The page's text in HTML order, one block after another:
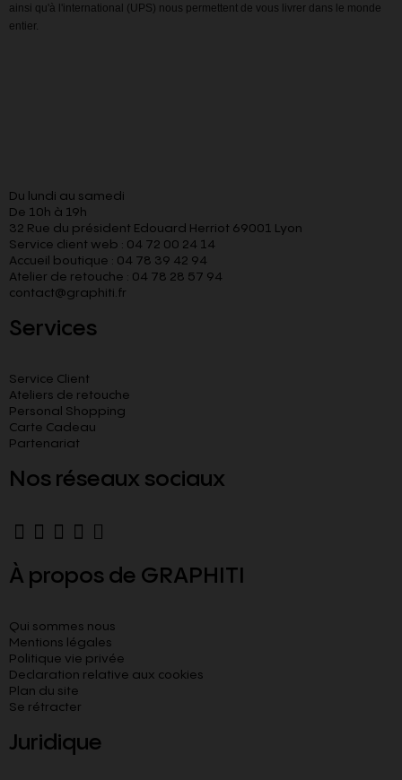
ainsi qu'à l'international (UPS) nous permettent de vous livrer dans le monde
entier.
Du lundi au samedi
De 10h à 19h
32 Rue du président Edouard Herriot 69001 Lyon
Service client web : 04 72 00 24 14
Accueil boutique : 04 78 39 42 94
Atelier de retouche : 04 78 28 57 94
contact@graphiti.fr
Services
Service Client
Ateliers de retouche
Personal Shopping
Carte Cadeau
Partenariat
Nos réseaux sociaux
À propos de GRAPHITI
Qui sommes nous
Mentions légales
Politique vie privée
Declaration relative aux cookies​
Plan du site
Se rétracter
Juridique